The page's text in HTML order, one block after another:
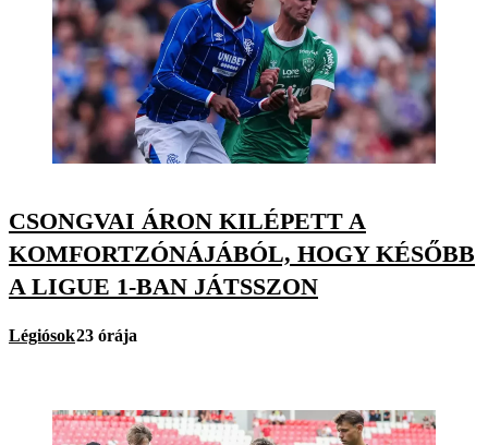
CSONGVAI ÁRON KILÉPETT A
KOMFORTZÓNÁJÁBÓL, HOGY KÉSŐBB
A LIGUE 1-BAN JÁTSSZON
Légiósok23 órája